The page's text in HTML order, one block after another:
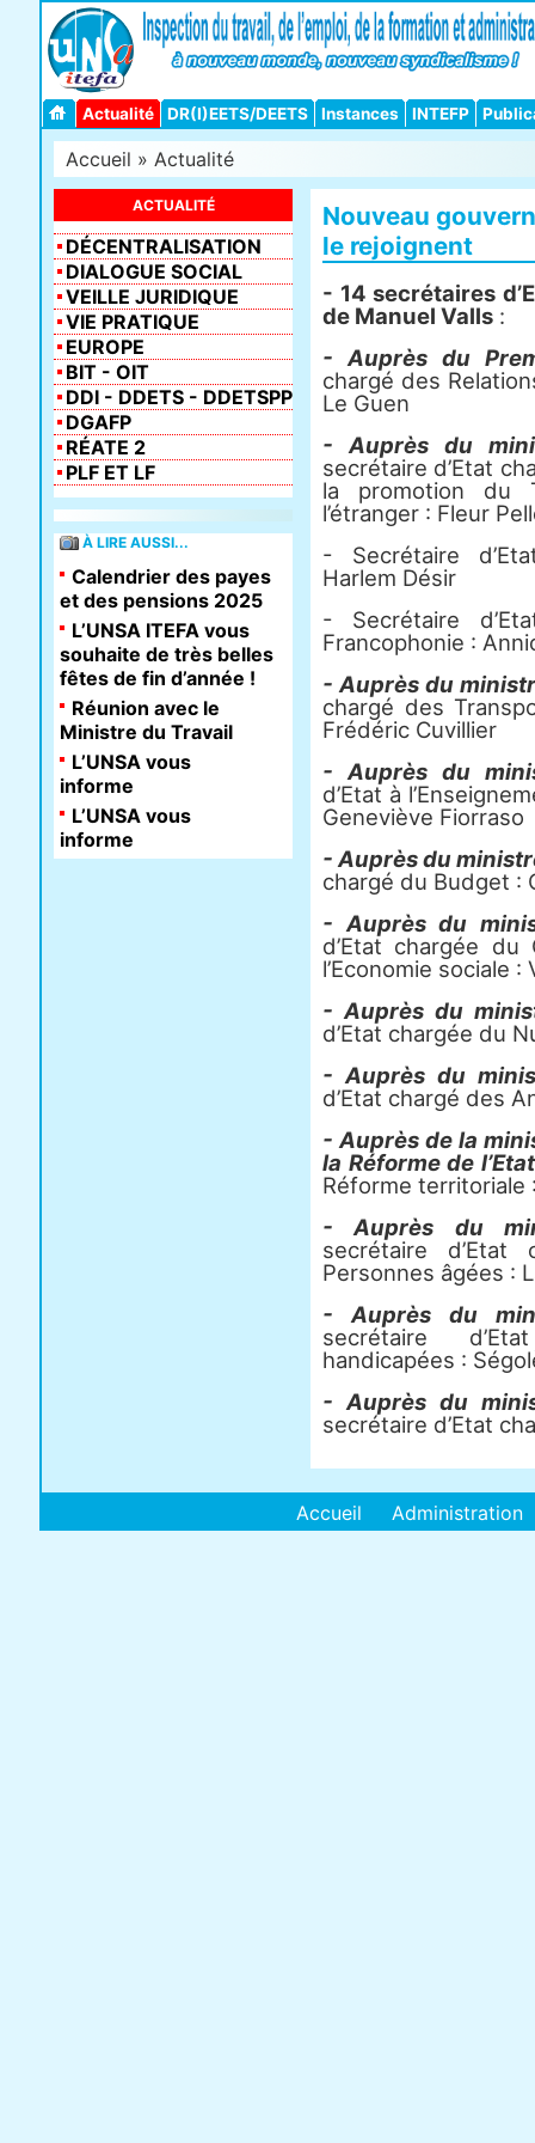
Actualité DR(I)EETS/DEETS Instances INTEFP
Accueil » Actualité
Nouveau
le rejoignent
- 14 secrétaires
de Manuel Valls :
- Auprès du
chargé des
Le Guen
- Auprès du
secrétaire d’Etat
la promotion du
l’étranger : Fleur
- Secrétaire
Harlem Désir
- Secrétaire
Francophonie :
- Auprès du
chargé des
Frédéric Cuvillier
- Auprès du
d’Etat à
Geneviève Fiorraso
- Auprès du
chargé du Budget :
- Auprès du
d’Etat chargée du
l’Economie sociale
- Auprès du
d’Etat chargée du
- Auprès du
d’Etat chargé des
- Auprès de la
la Réforme de l’Etat
Réforme territoriale
- Auprès du
secrétaire
Personnes âgées :
- Auprès du
secrétaire
handicapées :
- Auprès du
secrétaire d’Etat
ACTUALITÉ
DÉCENTRALISATION
DIALOGUE SOCIAL
VEILLE JURIDIQUE
VIE PRATIQUE
EUROPE
BIT - OIT
DDI - DDETS - DDETSPP
DGAFP
RÉATE 2
PLF ET LF
À LIRE AUSSI...
Calendrier des payes
et des pensions 2025
L’UNSA ITEFA vous
souhaite de très belles
fêtes de fin d’année !
Réunion avec le
Ministre du Travail
L’UNSA vous
informe
L’UNSA vous
informe
Accueil Administration